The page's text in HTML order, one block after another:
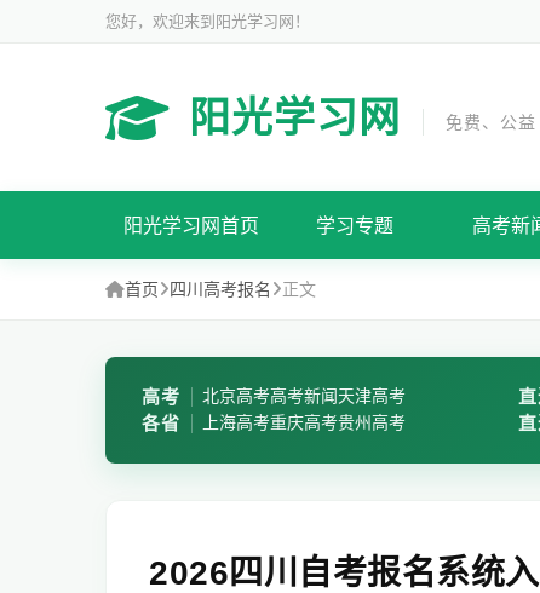
您好，欢迎来到阳光学习网！
阳光学习网 免费、公
阳光学习网首页 学习专题 高考新
首页 四川高考报名 正文
高考 北京高考高考新闻天津高考
各省 上海高考重庆高考贵州高考
2026四川自考报名系统